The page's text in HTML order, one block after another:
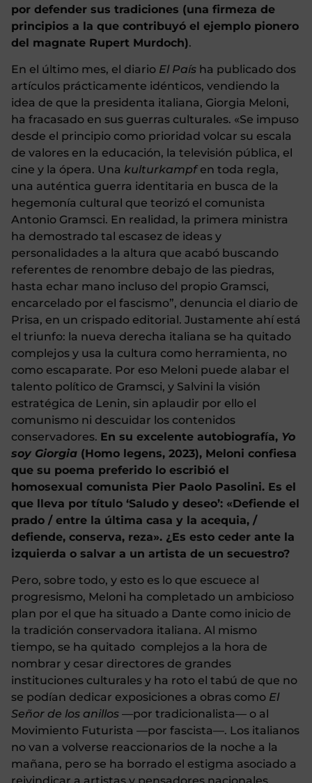
por defender sus tradiciones (una firmeza de
principios a la que contribuyó el ejemplo pionero
del magnate Rupert Murdoch).
En el último mes, el diario El País ha publicado dos
artículos prácticamente idénticos, vendiendo la
idea de que la presidenta italiana, Giorgia Meloni,
ha fracasado en sus guerras culturales. «Se impuso
desde el principio como prioridad volcar su escala
de valores en la educación, la televisión pública, el
cine y la ópera. Una kulturkampfen toda regla,
una auténtica guerra identitaria en busca de la
hegemonía cultural que teorizó el comunista
Antonio Gramsci. En realidad, la primera ministra
ha demostrado tal escasez de ideas y
personalidades a la altura que acabó buscando
referentes de renombre debajo de las piedras,
hasta echar mano incluso del propio Gramsci,
encarcelado por el fascismo”, denuncia el diario de
Prisa, en un crispado editorial. Justamente ahí está
el triunfo: la nueva derecha italiana se ha quitado
complejos y usa la cultura como herramienta, no
como escaparate. Por eso Meloni puede alabar el
talento político de Gramsci, y Salvini la visión
estratégica de Lenin, sin aplaudir por ello el
comunismo ni descuidar los contenidos
conservadores. En su excelente autobiografía, Yo
soy Giorgia (Homo legens, 2023), Meloni confiesa
que su poema preferido lo escribió el
homosexual comunista Pier Paolo Pasolini. Es el
que lleva por título ‘Saludo y deseo’: «Defiende el
prado / entre la última casa y la acequia, /
defiende, conserva, reza». ¿Es esto ceder ante la
izquierda o salvar a un artista de un secuestro?
Pero, sobre todo, y esto es lo que escuece al
progresismo, Meloni ha completado un ambicioso
plan por el que ha situado a Dante como inicio de
la tradición conservadora italiana. Al mismo
tiempo, se ha quitado complejos a la hora de
nombrar y cesar directores de grandes
instituciones culturales y ha roto el tabú de que no
se podían dedicar exposiciones a obras como El
Señor de los anillos —por tradicionalista— o al
Movimiento Futurista —por fascista—. Los italianos
no van a volverse reaccionarios de la noche a la
mañana, pero se ha borrado el estigma asociado a